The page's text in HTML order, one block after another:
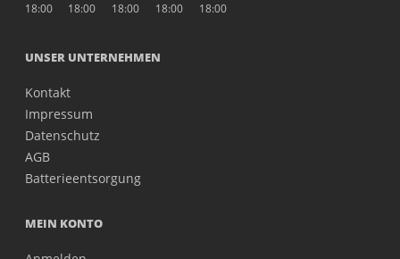
18:00
18:00
18:00
18:00
18:00
UNSER UNTERNEHMEN
Kontakt
Impressum
Datenschutz
AGB
Batterieentsorgung
MEIN KONTO